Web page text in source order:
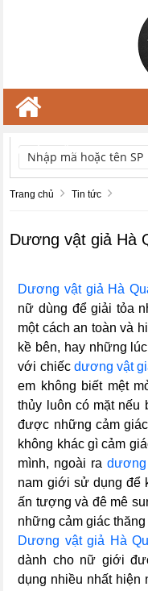
TÌM KIẾM
Trang chủ Tin tức
Dương vật giả Hà
Dương vật giả Hà
nữ dùng để giải tỏa
một cách an toàn và
kề bên, hay những
với chiếc dương vật
em không biết mệt
thủy luôn có mặt nếu
được những cảm
không khác gì cảm
mình, ngoài radương
nam giới sử dụng để
ấn tượng và đê mê
những cảm giác thăng
Dương vật giả Hà
dành cho nữ giới
dụng nhiều nhất hiện